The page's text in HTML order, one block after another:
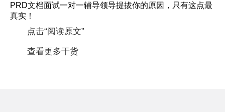
PRD文档面试一对一辅导领导提拔你的原因，只有这点最
真实！
点击“阅读原文”
查看更多干货